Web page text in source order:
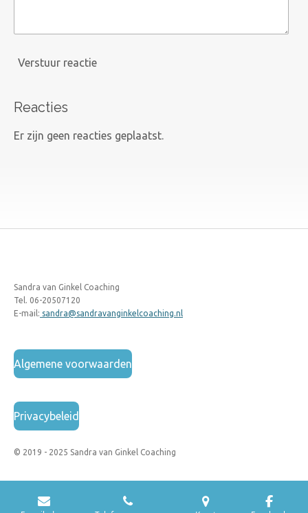
Verstuur reactie
Reacties
Er zijn geen reacties geplaatst.
Sandra van Ginkel Coaching
Tel. 06-20507120
E-mail: sandra@sandravanginkelcoaching.nl
Algemene voorwaarden
Privacybeleid
© 2019 - 2025 Sandra van Ginkel Coaching